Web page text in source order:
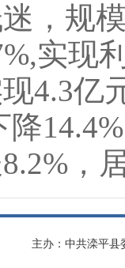
，规
实现
4.3亿
，
主办：中共滦平